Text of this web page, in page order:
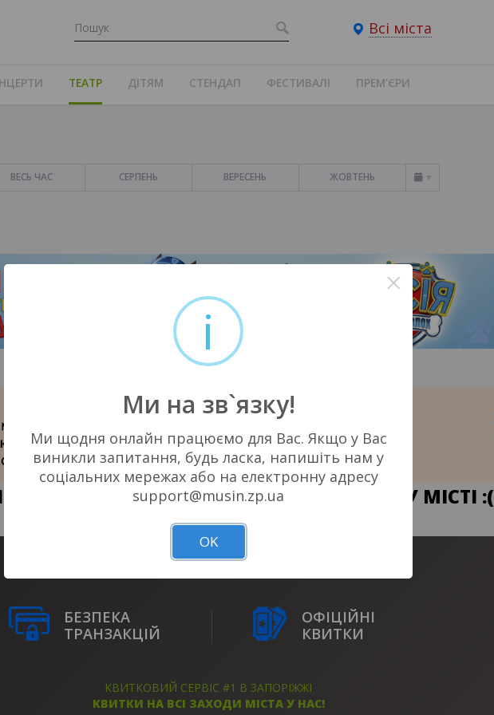
Всі міста
ТЕАТР ДІТЯМ СТЕНДАП ФЕСТИВАЛІ ПРЕМ'ЄРИ
ВЕСЬ ЧАС СЕРПЕНЬ ВЕРЕСЕНЬ ЖОВТЕНЬ
НЕМАЄ АКТУАЛЬНИХ ПОДІЙ У ВАШОМУ МІСТІ :(
БЕЗПЕКА
ТРАНЗАКЦІЙ
ОФІЦІЙНІ
КВИТКИ
КВИТКОВИЙ СЕРВІС #1 В ЗАПОРІЖЖІ
КВИТКИ НА ВСІ ЗАХОДИ МІСТА У НАС!
i
Ми на зв`язку!
×
Ми щодня онлайн працюємо для Вас. Якщо у Вас
виникли запитання, будь ласка, напишіть нам у
соціальних мережах або на електронну адресу
support@musin.zp.ua
OK